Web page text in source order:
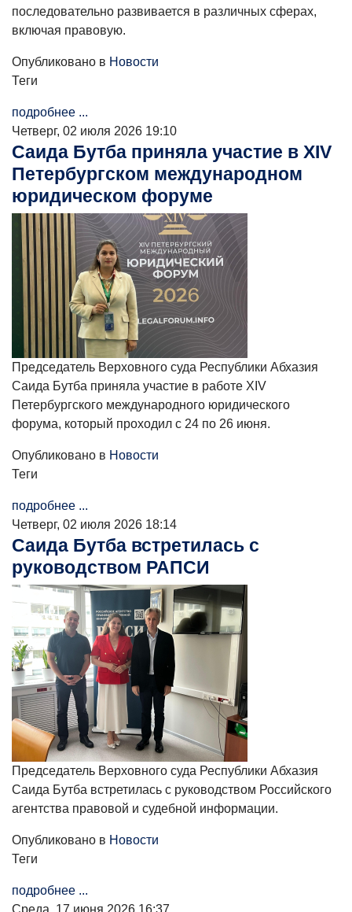
последовательно развивается в различных сферах,
включая правовую.
Опубликовано в Новости
Теги
подробнее ...
Четверг, 02 июля 2026 19:10
Саида Бутба приняла участие в XIV
Петербургском международном
юридическом форуме
Председатель Верховного суда Республики Абхазия
Саида Бутба приняла участие в работе XIV
Петербургского международного юридического
форума, который проходил с 24 по 26 июня.
Опубликовано в Новости
Теги
подробнее ...
Четверг, 02 июля 2026 18:14
Саида Бутба встретилась с
руководством РАПСИ
Председатель Верховного суда Республики Абхазия
Саида Бутба встретилась с руководством Российского
агентства правовой и судебной информации.
Опубликовано в Новости
Теги
подробнее ...
Среда, 17 июня 2026 16:37